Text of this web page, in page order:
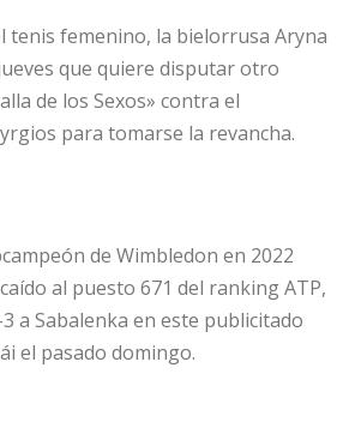
tenis femenino, la bielorrusa Aryna
que quiere disputar otro
de los Sexos» contra el
para tomarse la revancha.
de Wimbledon en 2022
al puesto 671 del ranking ATP,
a Sabalenka en este publicitado
el pasado domingo.